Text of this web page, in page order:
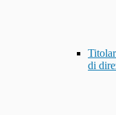
di